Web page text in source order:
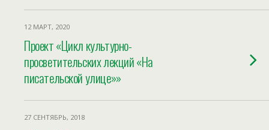
12 МАРТ, 2020
Проект «Цикл культурно-
просветительских лекций «На
писательской улице»»
27 СЕНТЯБРЬ, 2018